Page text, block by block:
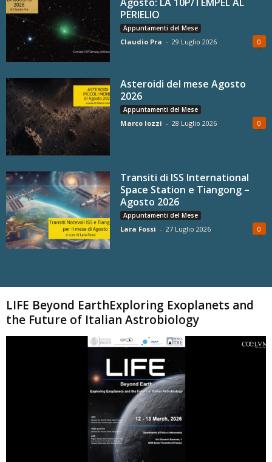
PERIELIO
Appuntamenti del Mese
Claudio Pra - 29 Luglio 2026 0
Asteroidi del mese Agosto
2026
Appuntamenti del Mese
Marco Iozzi - 28 Luglio 2026 0
Transiti di ISS International
Space Station e Tiangong –
Agosto 2026
Appuntamenti del Mese
Lara Fossi - 27 Luglio 2026 0
LIFE Beyond EarthExploring Exoplanets and
the Future of Italian Astrobiology